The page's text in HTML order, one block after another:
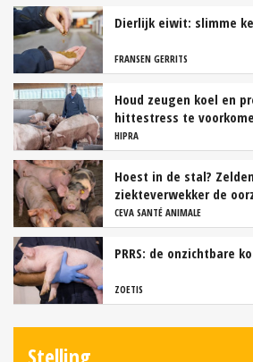
Dierlijk eiwit: slimme
FRANSEN GERRITS
Houd zeugen koel en
hittestress te
HIPRA
Hoest in de stal?
ziekteverwekker de
CEVA SANTÉ ANIMALE
PRRS: de onzichtbare
ZOETIS